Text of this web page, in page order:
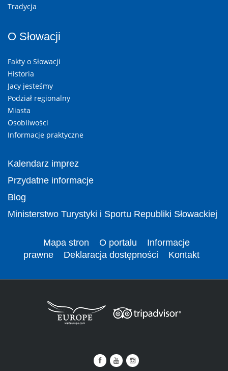
Tradycja
O Słowacji
Fakty o Słowacji
Historia
Jacy jesteśmy
Podział regionalny
Miasta
Osobliwości
Informacje praktyczne
Kalendarz imprez
Przydatne informacje
Blog
Ministerstwo Turystyki i Sportu Republiki Słowackiej
Mapa stron O portalu
Informacje
prawne
Deklaracja dostępności Kontakt